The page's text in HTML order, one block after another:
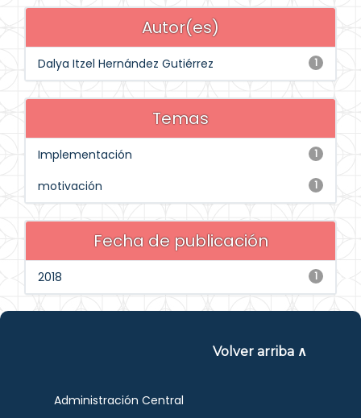
Autor(es)
1
Dalya Itzel Hernández Gutiérrez
Temas
1
Implementación
1
motivación
Fecha de publicación
1
2018
Volver arriba ∧
Administración Central